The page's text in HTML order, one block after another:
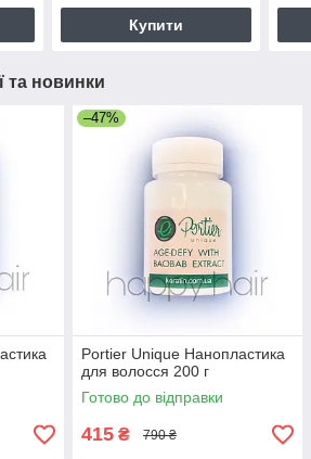
Купити
та новинки
–47%
Portier Unique Нанопластика
для волосся 200 г
Готово до відправки
415 ₴ 790 ₴